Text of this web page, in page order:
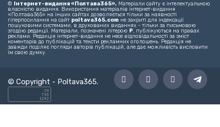
© Інтернет-видання «Полтава365». Матеріали сайту є інтелектуальною
власністю видання. Використання матеріалів інтернет-видання
«Полтава365» на інших сайтах дозволяється тільки за наявності
гіперпосилання на сайт poltava365.com не закриті для індексації
пошуковими системами, в друкованих виданнях - тільки за письмовою
згодою редакції. Матеріали, позначені літерою Р, публікуються на правах
реклами. Редакція інтернет-видання не несе відповідальності за зміст
коментарів до публікацій та тексти рекламних оголошень. Редакція не
завжди поділяє погляди авторів публікацій, але дає можливість висловити
їм свою думку.
© Copyright - Poltava365.